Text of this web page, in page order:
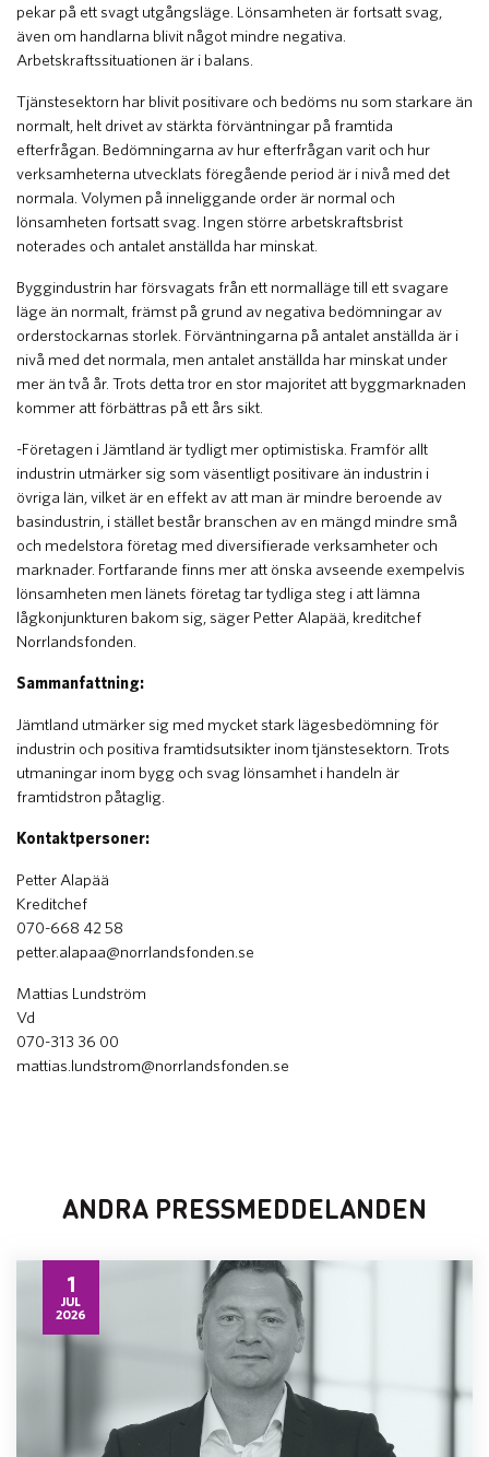
pekar på ett svagt utgångsläge. Lönsamheten är fortsatt svag,
även om handlarna blivit något mindre negativa.
Arbetskraftssituationen är i balans.
Tjänstesektorn har blivit positivare och bedöms nu som starkare än
normalt, helt drivet av stärkta förväntningar på framtida
efterfrågan. Bedömningarna av hur efterfrågan varit och hur
verksamheterna utvecklats föregående period är i nivå med det
normala. Volymen på inneliggande order är normal och
lönsamheten fortsatt svag. Ingen större arbetskraftsbrist
noterades och antalet anställda har minskat.
Byggindustrin har försvagats från ett normalläge till ett svagare
läge än normalt, främst på grund av negativa bedömningar av
orderstockarnas storlek. Förväntningarna på antalet anställda är i
nivå med det normala, men antalet anställda har minskat under
mer än två år. Trots detta tror en stor majoritet att byggmarknaden
kommer att förbättras på ett års sikt.
-Företagen i Jämtland är tydligt mer optimistiska. Framför allt
industrin utmärker sig som väsentligt positivare än industrin i
övriga län, vilket är en effekt av att man är mindre beroende av
basindustrin, i stället består branschen av en mängd mindre små
och medelstora företag med diversifierade verksamheter och
marknader. Fortfarande finns mer att önska avseende exempelvis
lönsamheten men länets företag tar tydliga steg i att lämna
lågkonjunkturen bakom sig, säger Petter Alapää, kreditchef
Norrlandsfonden.
Sammanfattning:
Jämtland utmärker sig med mycket stark lägesbedömning för
industrin och positiva framtidsutsikter inom tjänstesektorn. Trots
utmaningar inom bygg och svag lönsamhet i handeln är
framtidstron påtaglig.
Kontaktpersoner:
Petter Alapää
Kreditchef
070-668 42 58
petter.alapaa@norrlandsfonden.se
Mattias Lundström
Vd
070-313 36 00
mattias.lundstrom@norrlandsfonden.se
ANDRA PRESSMEDDELANDEN
1
JUL
2026